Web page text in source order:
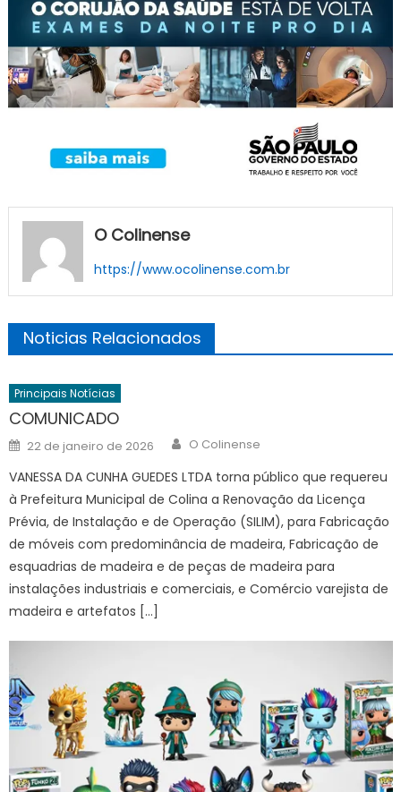
O Colinense
https://www.ocolinense.com.br
Noticias Relacionados
Principais Notícias
COMUNICADO
Posted
on
22 de janeiro de 2026 Author
O Colinense
VANESSA DA CUNHA GUEDES LTDA torna público que requereu
à Prefeitura Municipal de Colina a Renovação da Licença
Prévia, de Instalação e de Operação (SILIM), para Fabricação
de móveis com predominância de madeira, Fabricação de
esquadrias de madeira e de peças de madeira para
instalações industriais e comerciais, e Comércio varejista de
madeira e artefatos […]